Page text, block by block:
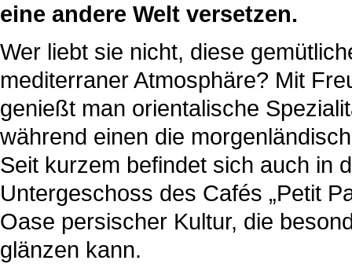
eine andere Welt versetzen.
Wer liebt sie nicht, diese
mediterraner Atmosphäre? Mit
genießt man orientalische
während einen die
Seit kurzem befindet sich auch in
Untergeschoss des Cafés „Petit
Oase persischer Kultur, die
glänzen kann.